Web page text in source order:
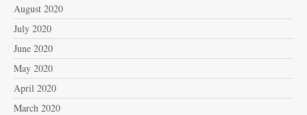
August 2020
July 2020
June 2020
May 2020
April 2020
March 2020